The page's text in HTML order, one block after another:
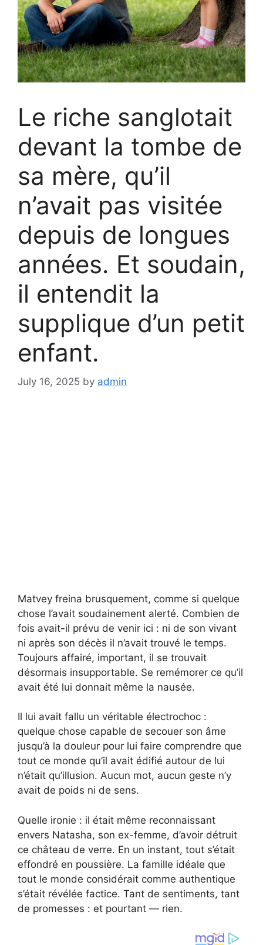
Le riche sanglotait
devant la tombe de
sa mère, qu’il
n’avait pas visitée
depuis de longues
années. Et soudain,
il entendit la
supplique d’un petit
enfant.
July 16, 2025 by admin
Matvey freina brusquement, comme si quelque
chose l’avait soudainement alerté. Combien de
fois avait-il prévu de venir ici : ni de son vivant
ni après son décès il n’avait trouvé le temps.
Toujours affairé, important, il se trouvait
désormais insupportable. Se remémorer ce qu’il
avait été lui donnait même la nausée.
Il lui avait fallu un véritable électrochoc :
quelque chose capable de secouer son âme
jusqu’à la douleur pour lui faire comprendre que
tout ce monde qu’il avait édifié autour de lui
n’était qu’illusion. Aucun mot, aucun geste n’y
avait de poids ni de sens.
Quelle ironie : il était même reconnaissant
envers Natasha, son ex-femme, d’avoir détruit
ce château de verre. En un instant, tout s’était
effondré en poussière. La famille idéale que
tout le monde considérait comme authentique
s’était révélée factice. Tant de sentiments, tant
de promesses : et pourtant — rien.